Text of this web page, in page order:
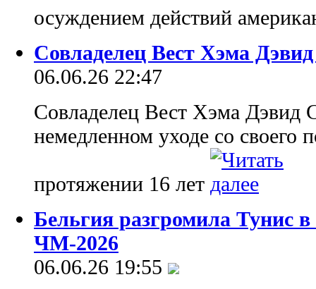
осуждением действий
Совладелец Вест Хэма
06.06.26 22:47
Совладелец Вест Хэма Дэвид
немедленном уходе со своего
протяжении 16 лет
Бельгия разгромила Тунис
ЧМ-2026
06.06.26 19:55